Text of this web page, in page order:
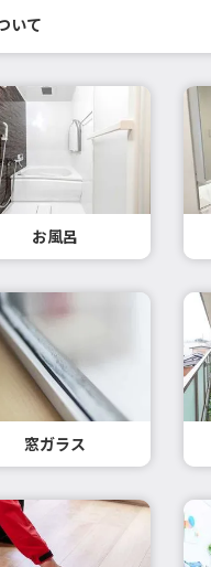
いて
お風呂
窓ガラス